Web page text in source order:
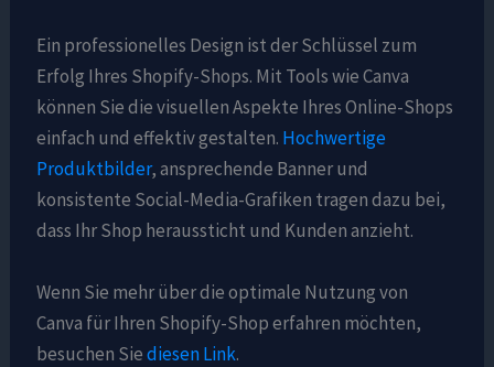
Ein professionelles Design ist der Schlüssel zum
Erfolg Ihres Shopify-Shops. Mit Tools wie Canva
können Sie die visuellen Aspekte Ihres Online-Shops
einfach und effektiv gestalten. Hochwertige
Produktbilder, ansprechende Banner und
konsistente Social-Media-Grafiken tragen dazu bei,
dass Ihr Shop heraussticht und Kunden anzieht.
Wenn Sie mehr über die optimale Nutzung von
Canva für Ihren Shopify-Shop erfahren möchten,
besuchen Siediesen Link.